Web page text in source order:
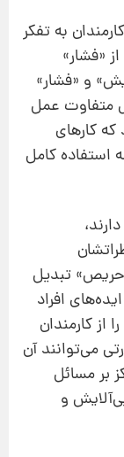
به تفکر
«فشار»
و «فشار»
متفاوت عمل
کارهای
استفاده کامل
حریص» تبدیل
افراد
از کارمندان
می‌توانند آن
بر مسائل
و